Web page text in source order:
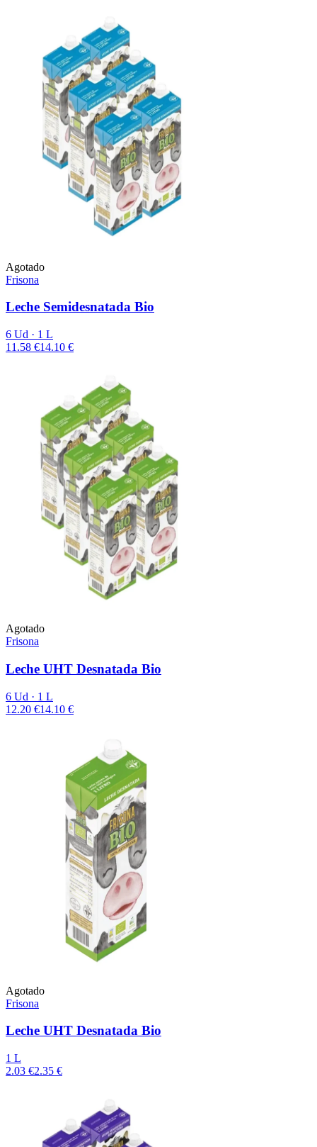
Agotado
Frisona
Leche Semidesnatada Bio
6 Ud · 1 L
11.58 €14.10 €
Agotado
Frisona
Leche UHT Desnatada Bio
6 Ud · 1 L
12.20 €14.10 €
Agotado
Frisona
Leche UHT Desnatada Bio
1 L
2.03 €2.35 €